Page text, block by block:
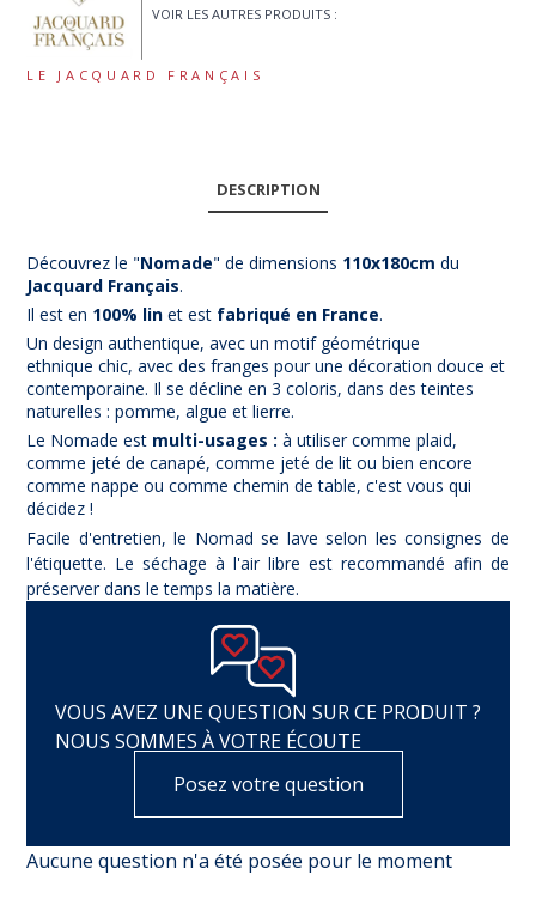
VOIR LES AUTRES PRODUITS :
LE JACQUARD FRANÇAIS
DESCRIPTION
Découvrez le "Nomade" de dimensions 110x180cm du
Jacquard Français.
Il est en 100% lin et est fabriqué en France.
Un design authentique, avec un motif géométrique
ethnique chic, avec des franges pour une décoration douce et
contemporaine. Il se décline en 3 coloris, dans des teintes
naturelles : pomme, algue et lierre.
Le Nomade est multi-usages :à utiliser comme plaid,
comme jeté de canapé, comme jeté de lit ou bien encore
comme nappe ou comme chemin de table, c'est vous qui
décidez !
Facile d'entretien, le Nomad se lave selon les consignes de
l'étiquette. Le séchage à l'air libre est recommandé afin de
préserver dans le temps la matière.
VOUS AVEZ UNE QUESTION SUR CE PRODUIT ?
NOUS SOMMES À VOTRE ÉCOUTE
Posez votre question
Aucune question n'a été posée pour le moment